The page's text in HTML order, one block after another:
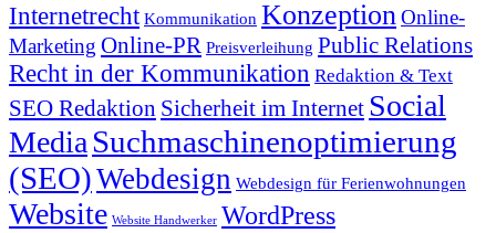
Internetrecht Kommunikation KonzeptionOnline-
Marketing Online-PR Preisverleihung Public Relations
Recht in der Kommunikation Redaktion & Text
SEO Redaktion Sicherheit im Internet Social
MediaSuchmaschinenoptimierung
(SEO)Webdesign Webdesign für Ferienwohnungen
Website Website Handwerker WordPress